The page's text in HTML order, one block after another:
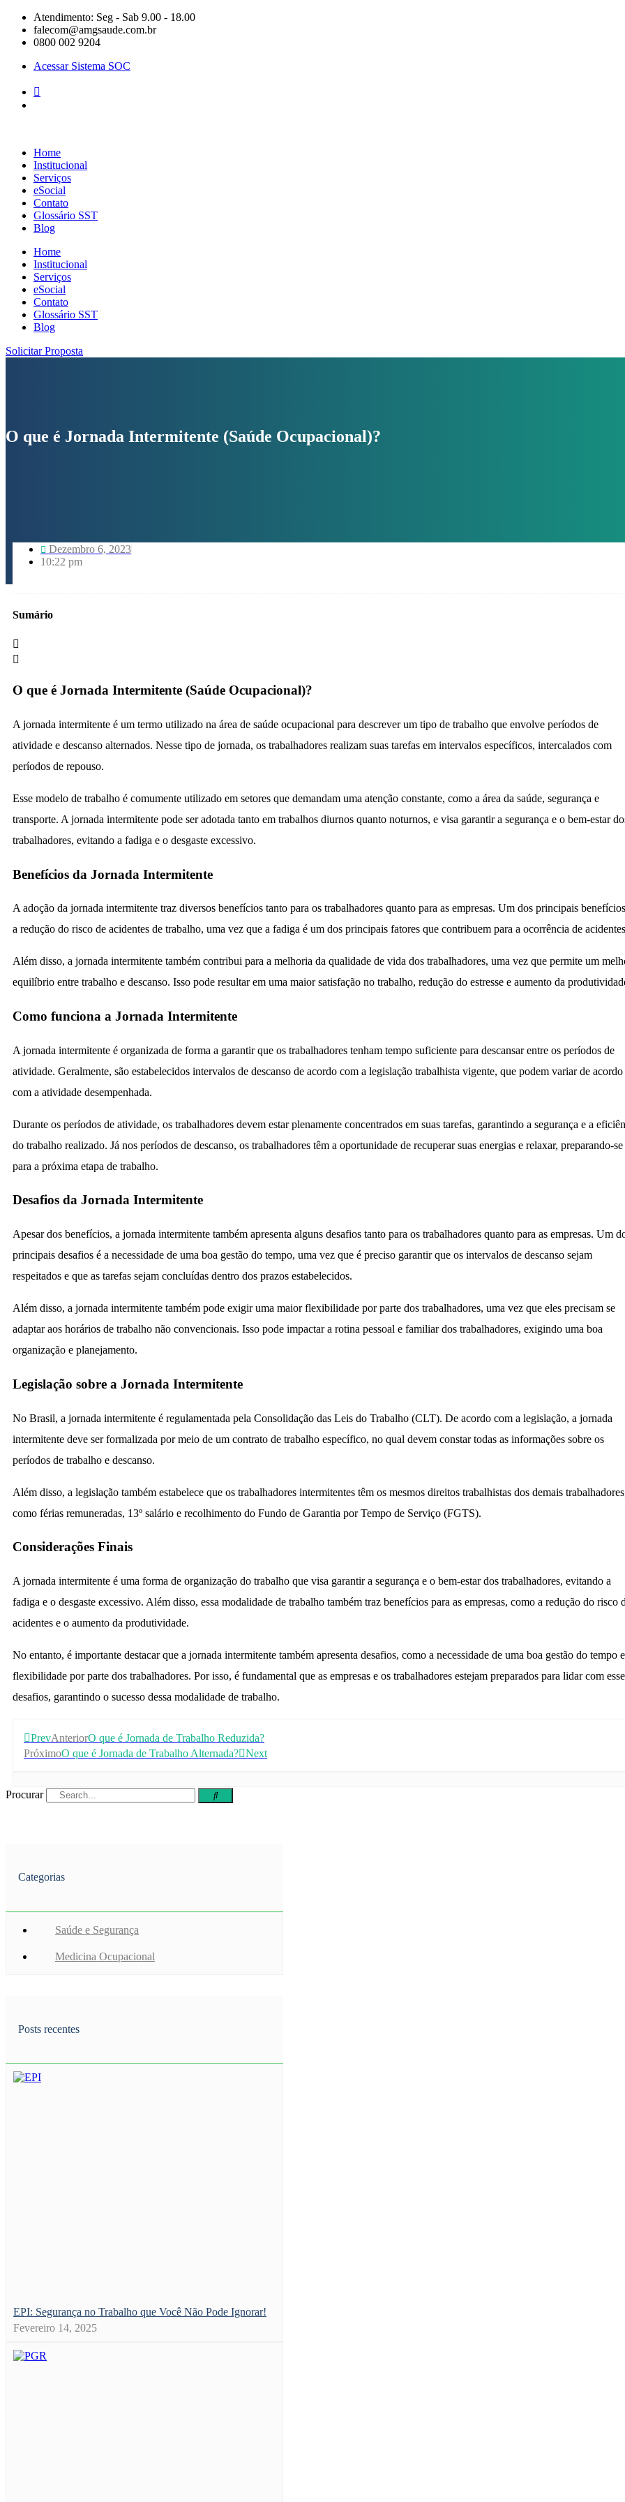
Pular
para
Atendimento: Seg - Sab 9.00 - 18.00
falecom@amgsaude.com.br
0800 002 9204
Acessar Sistema SOC
Home
Institucional
Serviços
eSocial
Contato
Glossário SST
Blog
Home
Institucional
Serviços
eSocial
Contato
Glossário SST
Blog
Solicitar Proposta
O que é Jornada Intermitente (Saúde Ocupacional)?
Dezembro 6, 2023
10:22 pm
Sumário
O que é Jornada Intermitente (Saúde Ocupacional)?
A jornada intermitente é um termo utilizado na área de saúde ocupacional para descrever um tipo de trabalho que envolve períodos de
atividade e descanso alternados. Nesse tipo de jornada, os trabalhadores realizam suas tarefas em intervalos específicos, intercalados com
períodos de repouso.
Esse modelo de trabalho é comumente utilizado em setores que demandam uma atenção constante, como a área da saúde, segurança e
transporte. A jornada intermitente pode ser adotada tanto em trabalhos diurnos quanto noturnos, e visa garantir a segurança e o bem-estar
trabalhadores, evitando a fadiga e o desgaste excessivo.
Benefícios da Jornada Intermitente
A adoção da jornada intermitente traz diversos benefícios tanto para os trabalhadores quanto para as empresas. Um dos principais
a redução do risco de acidentes de trabalho, uma vez que a fadiga é um dos principais fatores que contribuem para a ocorrência de
Além disso, a jornada intermitente também contribui para a melhoria da qualidade de vida dos trabalhadores, uma vez que permite um
equilíbrio entre trabalho e descanso. Isso pode resultar em uma maior satisfação no trabalho, redução do estresse e aumento da
Como funciona a Jornada Intermitente
A jornada intermitente é organizada de forma a garantir que os trabalhadores tenham tempo suficiente para descansar entre os períodos de
atividade. Geralmente, são estabelecidos intervalos de descanso de acordo com a legislação trabalhista vigente, que podem variar de acordo
com a atividade desempenhada.
Durante os períodos de atividade, os trabalhadores devem estar plenamente concentrados em suas tarefas, garantindo a segurança e a
do trabalho realizado. Já nos períodos de descanso, os trabalhadores têm a oportunidade de recuperar suas energias e relaxar, preparando-se
para a próxima etapa de trabalho.
Desafios da Jornada Intermitente
Apesar dos benefícios, a jornada intermitente também apresenta alguns desafios tanto para os trabalhadores quanto para as empresas. Um
principais desafios é a necessidade de uma boa gestão do tempo, uma vez que é preciso garantir que os intervalos de descanso sejam
respeitados e que as tarefas sejam concluídas dentro dos prazos estabelecidos.
Além disso, a jornada intermitente também pode exigir uma maior flexibilidade por parte dos trabalhadores, uma vez que eles precisam se
adaptar aos horários de trabalho não convencionais. Isso pode impactar a rotina pessoal e familiar dos trabalhadores, exigindo uma boa
organização e planejamento.
Legislação sobre a Jornada Intermitente
No Brasil, a jornada intermitente é regulamentada pela Consolidação das Leis do Trabalho (CLT). De acordo com a legislação, a jornada
intermitente deve ser formalizada por meio de um contrato de trabalho específico, no qual devem constar todas as informações sobre os
períodos de trabalho e descanso.
Além disso, a legislação também estabelece que os trabalhadores intermitentes têm os mesmos direitos trabalhistas dos demais
como férias remuneradas, 13º salário e recolhimento do Fundo de Garantia por Tempo de Serviço (FGTS).
Considerações Finais
A jornada intermitente é uma forma de organização do trabalho que visa garantir a segurança e o bem-estar dos trabalhadores, evitando a
fadiga e o desgaste excessivo. Além disso, essa modalidade de trabalho também traz benefícios para as empresas, como a redução do risco
acidentes e o aumento da produtividade.
No entanto, é importante destacar que a jornada intermitente também apresenta desafios, como a necessidade de uma boa gestão do tempo
flexibilidade por parte dos trabalhadores. Por isso, é fundamental que as empresas e os trabalhadores estejam preparados para lidar com
desafios, garantindo o sucesso dessa modalidade de trabalho.
PrevAnteriorO que é Jornada de Trabalho Reduzida?
PróximoO que é Jornada de Trabalho Alternada? Next
Procurar
Categorias
Saúde e Segurança
Medicina Ocupacional
Posts recentes
EPI: Segurança no Trabalho que Você Não Pode Ignorar!
Fevereiro 14, 2025